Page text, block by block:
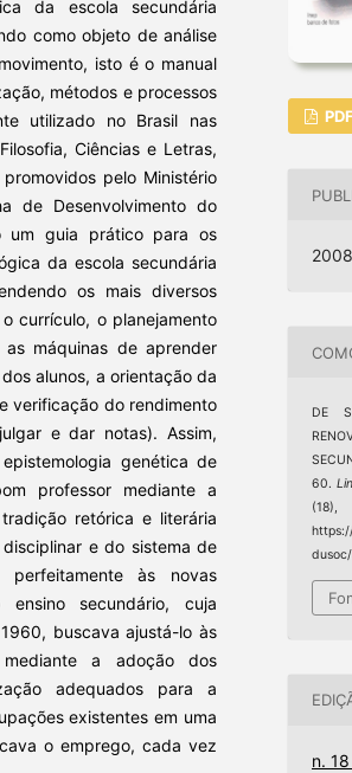
da escola secundária
como objeto de análise
isto é o manual
métodos e processos
utilizado no Brasil nas
Ciências e Letras,
pelo Ministério
de Desenvolvimento do
um guia prático para os
da escola secundária
os mais diversos
currículo, o planejamento
máquinas de aprender
alunos, a orientação da
verificação do rendimento
e dar notas). Assim,
genética de
professor mediante a
retórica e literária
e do sistema de
perfeitamente às novas
secundário, cuja
buscava ajustá-lo às
mediante a adoção dos
adequados para a
existentes em uma
o emprego, cada vez
PDF
DE
60.
(18),
n.